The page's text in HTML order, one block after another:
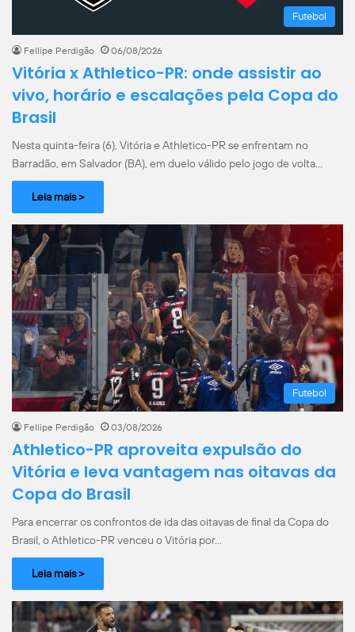
Futebol
Fellipe Perdigão 06/08/2026
Vitória x Athletico-PR: onde assistir ao
vivo, horário e escalações pela Copa do
Brasil
Nesta quinta-feira (6), Vitória e Athletico-PR se enfrentam no
Barradão, em Salvador (BA), em duelo válido pelo jogo de volta…
Leia mais >
Futebol
Fellipe Perdigão 03/08/2026
Athletico-PR aproveita expulsão do
Vitória e leva vantagem nas oitavas da
Copa do Brasil
Para encerrar os confrontos de ida das oitavas de final da Copa do
Brasil, o Athletico-PR venceu o Vitória por…
Leia mais >